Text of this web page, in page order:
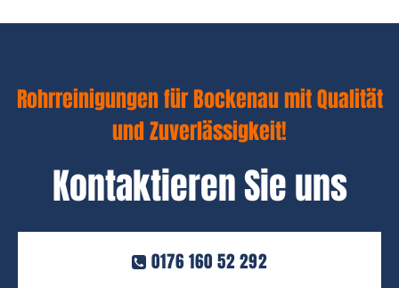
Rohrreinigungen für Bockenau mit Qualität
und Zuverlässigkeit!
Kontaktieren Sie uns
0176 160 52 292